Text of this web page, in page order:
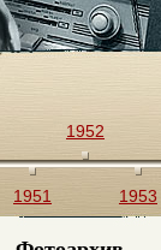
1951
1952
1953